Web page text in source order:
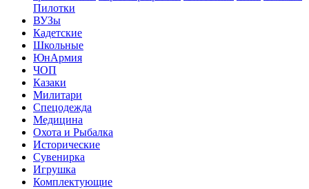
Пилотки
ВУЗы
Кадетские
Школьные
ЮнАрмия
ЧОП
Казаки
Милитари
Спецодежда
Медицина
Охота и Рыбалка
Исторические
Сувенирка
Игрушка
Комплектующие